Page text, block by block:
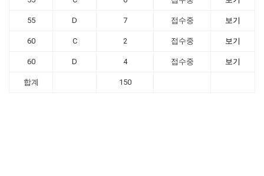
55 D 7 접수중 보기
60 C 2 접수중 보기
60 D 4 접수중 보기
합계 150